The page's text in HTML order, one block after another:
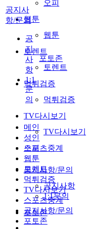
오피
웹툰
웹툰
토렌트
토렌트
먹튀검증
먹튀검증
TV다시보기
TV다시보기
스포츠중계
공지사항/문의
공지사항
1:1문의
포토존
공지사
항/문의
공
지
사
항
1:1
문
의
포토존
메인
성인
오피
웹툰
토렌트
먹튀검증
TV다시보기
스포츠중계
공지사항/문의
포토존